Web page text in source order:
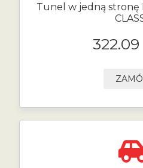
Tunel w jedną stronę